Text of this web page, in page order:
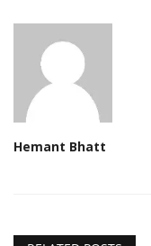
Hemant Bhatt